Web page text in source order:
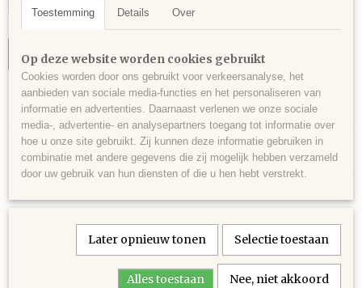
IN WINKELWAGEN
Specificaties
Productcode
APO0019
EAN code
Omschrijving
Mooie grote matrix met lichtgroene apophylliet met okeniet, Poona, India -
Toestemming Details Over
Op deze website worden cookies gebruikt
Cookies worden door ons gebruikt voor verkeersanalyse, het
aanbieden van sociale media-functies en het personaliseren van
informatie en advertenties. Daarnaast verlenen we onze sociale
media-, advertentie- en analysepartners toegang tot informatie over
hoe u onze site gebruikt. Zij kunnen deze informatie gebruiken in
combinatie met andere gegevens die zij mogelijk hebben verzameld
door uw gebruik van hun diensten of die u hen hebt verstrekt.
Later opnieuw tonen Selectie toestaan
Alles toestaan Nee, niet akkoord